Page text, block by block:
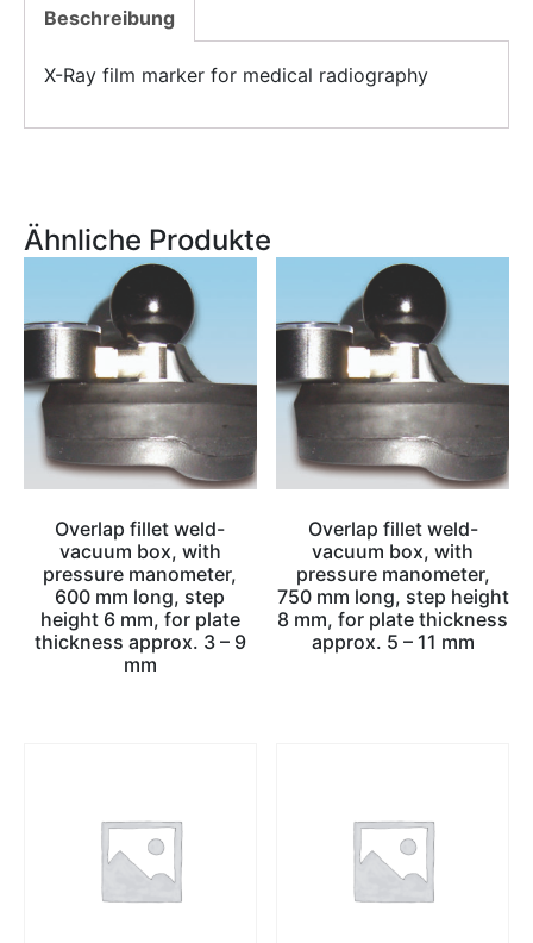
Beschreibung
X-Ray film marker for medical radiography
Ähnliche Produkte
Overlap fillet weld-
vacuum box, with
pressure manometer,
600 mm long, step
height 6 mm, for plate
thickness approx. 3 – 9
mm
Overlap fillet weld-
vacuum box, with
pressure manometer,
750 mm long, step height
8 mm, for plate thickness
approx. 5 – 11 mm